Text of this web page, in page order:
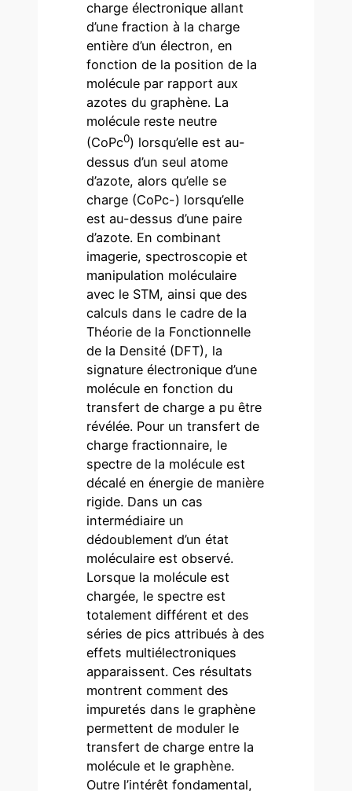
charge électronique allant
d’une fraction à la charge
entière d’un électron, en
fonction de la position de la
molécule par rapport aux
azotes du graphène. La
molécule reste neutre
(CoPc0) lorsqu’elle est au-
dessus d’un seul atome
d’azote, alors qu’elle se
charge (CoPc-) lorsqu’elle
est au-dessus d’une paire
d’azote. En combinant
imagerie, spectroscopie et
manipulation moléculaire
avec le STM, ainsi que des
calculs dans le cadre de la
Théorie de la Fonctionnelle
de la Densité (DFT), la
signature électronique d’une
molécule en fonction du
transfert de charge a pu être
révélée. Pour un transfert de
charge fractionnaire, le
spectre de la molécule est
décalé en énergie de manière
rigide. Dans un cas
intermédiaire un
dédoublement d’un état
moléculaire est observé.
Lorsque la molécule est
chargée, le spectre est
totalement différent et des
séries de pics attribués à des
effets multiélectroniques
apparaissent. Ces résultats
montrent comment des
impuretés dans le graphène
permettent de moduler le
transfert de charge entre la
molécule et le graphène.
Outre l’intérêt fondamental,